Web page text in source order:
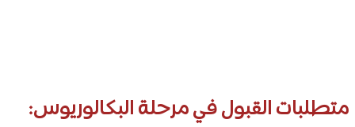
متطلبات القبول في مرحلة البكالوريوس: